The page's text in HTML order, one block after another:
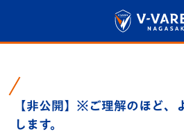
【非公開】※ご理解のほど、
します。